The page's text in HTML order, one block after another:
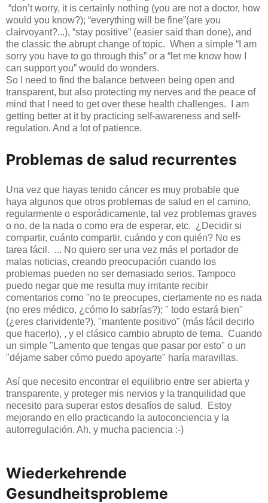
“don’t worry, it is certainly nothing (you are not a doctor, how
would you know?); “everything will be fine”(are you
clairvoyant?...), “stay positive” (easier said than done), and
the classic the abrupt change of topic. When a simple “I am
sorry you have to go through this” or a “let me know how I
can support you” would do wonders.
So I need to find the balance between being open and
transparent, but also protecting my nerves and the peace of
mind that I need to get over these health challenges. I am
getting better at it by practicing self-awareness and self-
regulation. And a lot of patience.
Problemas de salud recurrentes
Una vez que hayas tenido cáncer es muy probable que
haya algunos que otros problemas de salud en el camino,
regularmente o esporádicamente, tal vez problemas graves
o no, de la nada o como era de esperar, etc. ¿Decidir si
compartir, cuánto compartir, cuándo y con quién? No es
tarea fácil. ... No quiero ser una vez más el portador de
malas noticias, creando preocupación cuando los
problemas pueden no ser demasiado serios. Tampoco
puedo negar que me resulta muy irritante recibir
comentarios como "no te preocupes, ciertamente no es nada
(no eres médico, ¿cómo lo sabrías?); " todo estará bien"
(¿eres clarividente?), "mantente positivo" (más fácil decirlo
que hacerlo), , y el clásico cambio abrupto de tema. Cuando
un simple "Lamento que tengas que pasar por esto" o un
"déjame saber cómo puedo apoyarte" haría maravillas.
Así que necesito encontrar el equilibrio entre ser abierta y
transparente, y proteger mis nervios y la tranquilidad que
necesito para superar estos desafíos de salud. Estoy
mejorando en ello practicando la autoconciencia y la
autorregulación. Ah, y mucha paciencia :-)
Wiederkehrende
Gesundheitsprobleme